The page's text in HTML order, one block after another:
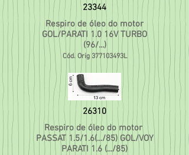
23344
Respiro de óleo do motor
GOL/PARATI 1.0 16V TURBO
(96/...)
Cód. Orig 377103493L
26310
Respiro de óleo do motor
PASSAT 1.5/1.6(.../85) GOL/VOY
PARATI 1.6 (.../85)